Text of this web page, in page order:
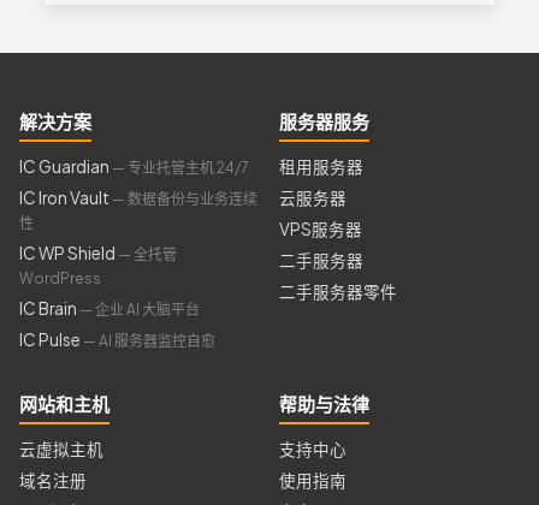
解决方案
IC Guardian — 专业托管主机 24/7
IC Iron Vault — 数据备份与业务连续
性
IC WP Shield — 全托管
WordPress
IC Brain — 企业 AI 大脑平台
IC Pulse — AI 服务器监控自愈
服务器服务
租用服务器
云服务器
VPS服务器
二手服务器
二手服务器零件
网站和主机
云虚拟主机
域名注册
帮助与法律
支持中心
使用指南